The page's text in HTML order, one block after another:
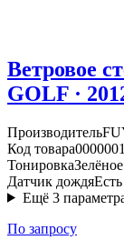
Ветровое
GOLF ·
Производитель
Код товара
ТонировкаЗелёное
Датчик дождяЕсть
Ещё 3
По запросу